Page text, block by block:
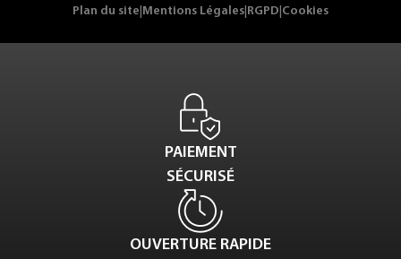
Plan du site Mentions Légales RGPD Cookies
PAIEMENT
SÉCURISÉ
OUVERTURE RAPIDE